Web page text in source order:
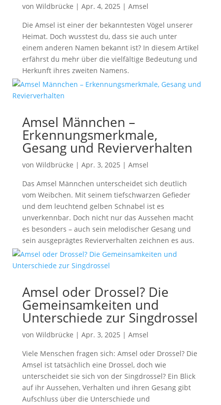
von Wildbrücke | Apr. 4, 2025 | Amsel
Die Amsel ist einer der bekanntesten Vögel unserer
Heimat. Doch wusstest du, dass sie auch unter
einem anderen Namen bekannt ist? In diesem Artikel
erfährst du mehr über die vielfältige Bedeutung und
Herkunft ihres zweiten Namens.
Amsel Männchen –
Erkennungsmerkmale,
Gesang und Revierverhalten
von Wildbrücke | Apr. 3, 2025 | Amsel
Das Amsel Männchen unterscheidet sich deutlich
vom Weibchen. Mit seinem tiefschwarzen Gefieder
und dem leuchtend gelben Schnabel ist es
unverkennbar. Doch nicht nur das Aussehen macht
es besonders – auch sein melodischer Gesang und
sein ausgeprägtes Revierverhalten zeichnen es aus.
Amsel oder Drossel? Die
Gemeinsamkeiten und
Unterschiede zur Singdrossel
von Wildbrücke | Apr. 3, 2025 | Amsel
Viele Menschen fragen sich: Amsel oder Drossel? Die
Amsel ist tatsächlich eine Drossel, doch wie
unterscheidet sie sich von der Singdrossel? Ein Blick
auf ihr Aussehen, Verhalten und ihren Gesang gibt
Aufschluss über die Unterschiede und